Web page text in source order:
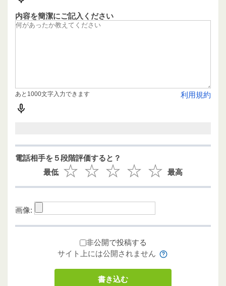
内容を簡潔にご記入ください
利用規約
あと1000文字入力できます
電話相手を５段階評価すると？
最低
最高
画像:
非公開で投稿する
サイト上には公開されません